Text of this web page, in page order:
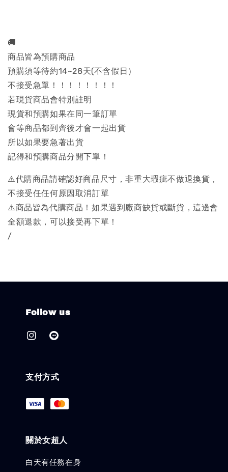
🚚
商品皆為預購商品
預購須等待約14~28天(不含假日）
不接受急單！！！！！！！！
若現貨商品會特別註明
現貨和預購如果在同一筆訂單
會等商品都到齊後才會一起出貨
所以如果要急著出貨
記得和預購商品分開下單！
⚠️代購商品請確認好商品尺寸，非重大瑕疵不做退換貨，
不接受任任何原因取消訂單
⚠️商品皆為代購商品！如果遇到廠商缺貨或斷貨，這邊會
全額退款，可以接受再下單！
/
Follow us
支付方式
關於女超人
白天有任務在身